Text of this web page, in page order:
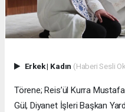
Erkek| Kadın (Haberi Sesli
Törene; Reis’ül Kurra
Gül, Diyanet İşleri Başkan